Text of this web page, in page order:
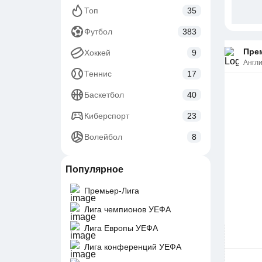
Топ 35
Футбол 383
Хоккей 9
Теннис 17
Баскетбол 40
Киберспорт 23
Волейбол 8
Популярное
Премьер-Лига
Лига чемпионов УЕФА
Лига Европы УЕФА
Лига конференций УЕФА